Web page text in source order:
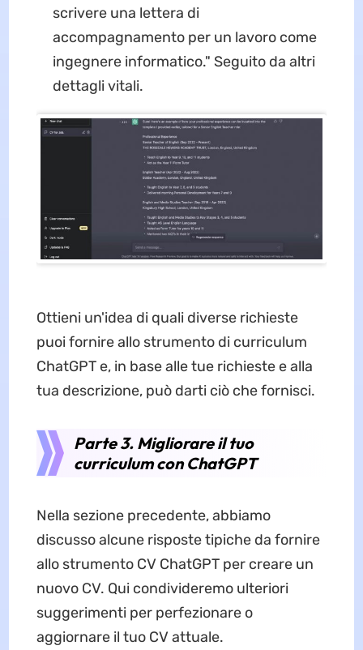
scrivere una lettera di
accompagnamento per un lavoro come
ingegnere informatico." Seguito da altri
dettagli vitali.
Ottieni un'idea di quali diverse richieste
puoi fornire allo strumento di curriculum
ChatGPT e, in base alle tue richieste e alla
tua descrizione, può darti ciò che fornisci.
Parte 3. Migliorare il tuo
curriculum con ChatGPT
Nella sezione precedente, abbiamo
discusso alcune risposte tipiche da fornire
allo strumento CV ChatGPT per creare un
nuovo CV. Qui condivideremo ulteriori
suggerimenti per perfezionare o
aggiornare il tuo CV attuale.